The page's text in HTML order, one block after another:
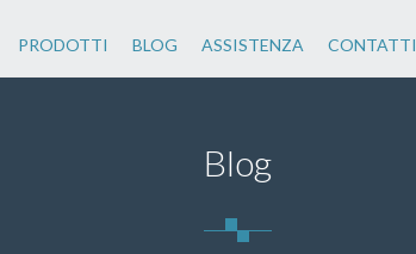
PRODOTTI BLOG ASSISTENZA CONTATTI
Blog